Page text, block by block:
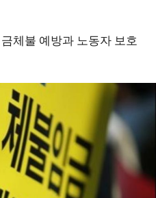
체불 예방과 노동자 보호